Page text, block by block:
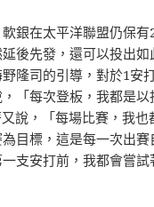
銀在太平洋聯盟仍保
後先發，還可以投出如
隆司的引導，對於1安
「每次登板，我都是
說，「每場比賽，我也
目標，這是每一次出賽
支安打前，我都會嘗